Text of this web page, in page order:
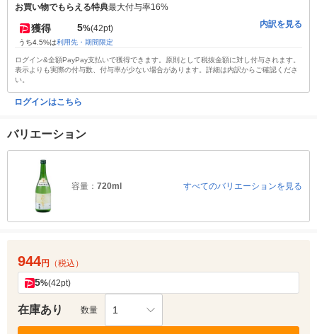
お買い物でもらえる特典最大付与率16%
獲得 5%(42pt)
うち4.5%は利用先・期間限定
内訳を見る
ログイン&全額PayPay支払いで獲得できます。原則として税抜金額に対し付与されます。
表示よりも実際の付与数、付与率が少ない場合があります。詳細は内訳からご確認くださ
い。
ログインはこちら
バリエーション
容量： 720ml すべてのバリエーションを見る
944円 （税込）
5%(42pt)
在庫あり 数量 1